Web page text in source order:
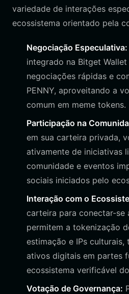
variedade de interações
ecossistema orientado pela
Negociação Especulativa:
integrado na Bitget
negociações rápidas e
PENNY, aproveitando a
comum em meme tokens.
Participação na
em sua carteira privada,
ativamente de iniciativas
comunidade e eventos
sociais iniciados pelo
Interação com o
carteira para conectar-se
permitem a tokenização
estimação e IPs culturais,
ativos digitais em partes
ecossistema verificável
Votação de Governança: